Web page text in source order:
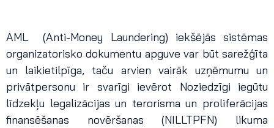
AML (Anti-Money Laundering) iekšējās sistēmas
organizatorisko dokumentu apguve var būt sarežģīta
un laikietilpīga, taču arvien vairāk uzņēmumu un
privātpersonu ir svarīgi ievērot Noziedzīgi iegūtu
līdzekļu legalizācijas un terorisma un proliferācijas
finansēšanas novēršanas (NILLTPFN) likuma